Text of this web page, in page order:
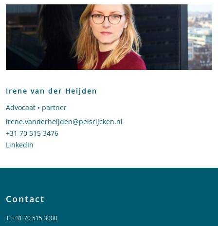
Irene van der Heijden
Advocaat • partner
Stuur een e-mail naar Irene van der Heijden
irene.vanderheijden@pelsrijcken.nl
Bel naar Irene van der Heijden
+31 70 515 3476
LinkedIn
Contact
T:+31 70 515 3000